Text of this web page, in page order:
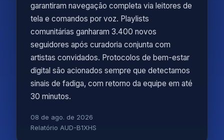
garantiram navegação completa via leitores de
tela e comandos por voz. Playlists
comunitárias ganharam 3.400 novos
seguidores após curadoria conjunta com
artistas convidados. Protocolos de bem-estar
digital são acionados sempre que detectamos
sinais de fadiga, com retorno da equipe em até
30 minutos.
08 de ago. de 2026
Relatório AUD-B1XHS